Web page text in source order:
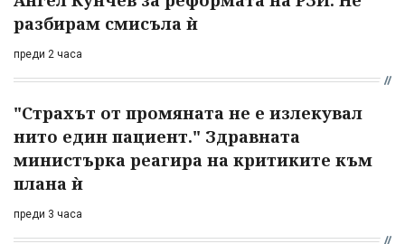
разбирам смисъла ѝ
преди 2 часа
"Страхът от промяната не е излекувал
нито един пациент." Здравната
министърка реагира на критиките към
плана ѝ
преди 3 часа